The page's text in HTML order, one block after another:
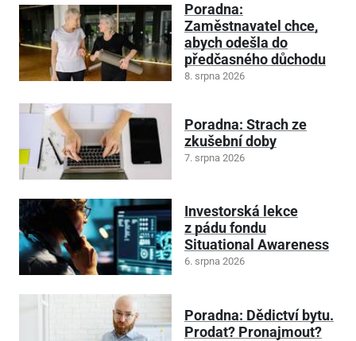
Poradna:
Zaměstnavatel chce,
abych odešla do
předčasného důchodu
8. srpna 2026
Poradna: Strach ze
zkušební doby
7. srpna 2026
Investorská lekce
z pádu fondu
Situational Awareness
6. srpna 2026
Poradna: Dědictví bytu.
Prodat? Pronajmout?